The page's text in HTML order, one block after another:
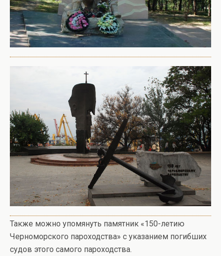
Также можно упомянуть памятник «150-летию
Черноморского пароходства» с указанием погибших
судов этого самого пароходства.